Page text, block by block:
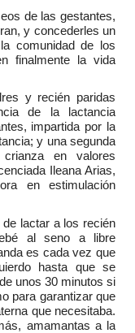
de las gestantes,
y concederles un
comunidad de los
finalmente la vida
y recién paridas
de la lactancia
impartida por la
y una segunda
en valores
Ileana Arias,
en estimulación
lactar a los recién
al seno a libre
es cada vez que
hasta que se
unos 30 minutos si
para garantizar que
que necesitaba.
amamantas a la